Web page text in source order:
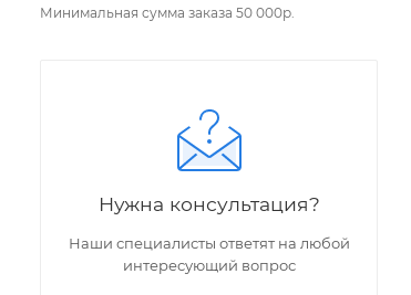
Минимальная сумма заказа 50 000р.
Нужна консультация?
Наши специалисты ответят на любой
интересующий вопрос